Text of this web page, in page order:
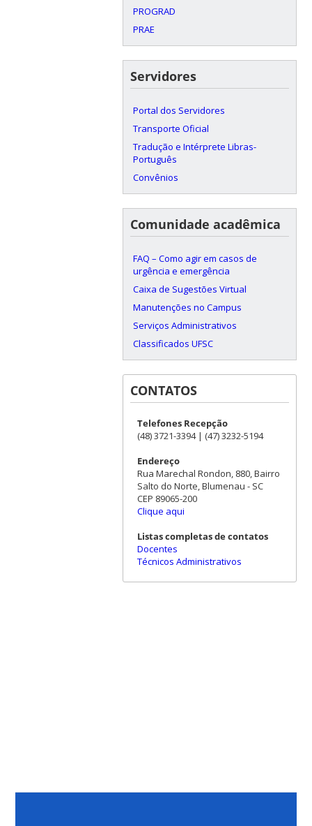
PROGRAD
PRAE
Servidores
Portal dos Servidores
Transporte Oficial
Tradução e Intérprete Libras-
Português
Convênios
Comunidade acadêmica
FAQ – Como agir em casos de
urgência e emergência
Caixa de Sugestões Virtual
Manutenções no Campus
Serviços Administrativos
Classificados UFSC
CONTATOS
Telefones Recepção
(48) 3721-3394 | (47) 3232-5194
Endereço
Rua Marechal Rondon, 880, Bairro
Salto do Norte, Blumenau - SC
CEP 89065-200
Clique aqui
Listas completas de contatos
Docentes
Técnicos Administrativos